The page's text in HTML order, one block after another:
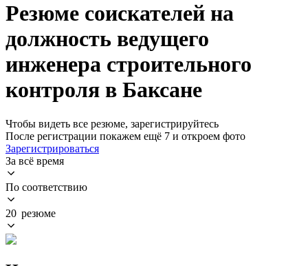
Резюме соискателей на
должность ведущего
инженера строительного
контроля в Баксане
Чтобы видеть все резюме, зарегистрируйтесь
После регистрации покажем ещё 7 и откроем фото
Зарегистрироваться
За всё время
По соответствию
20 резюме